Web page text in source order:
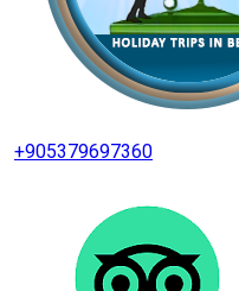
+905379697360